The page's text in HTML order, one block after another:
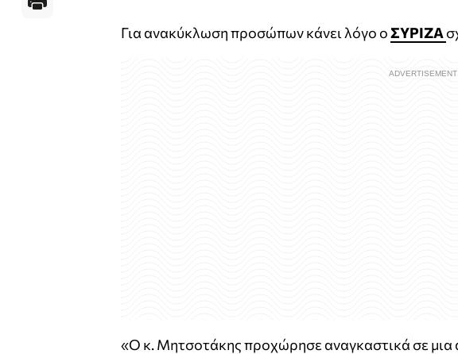
Για ανακύκλωση προσώπων κάνει λόγο οΣΥΡΙΖΑ
«Ο κ. Μητσοτάκης προχώρησε αναγκαστικά σε